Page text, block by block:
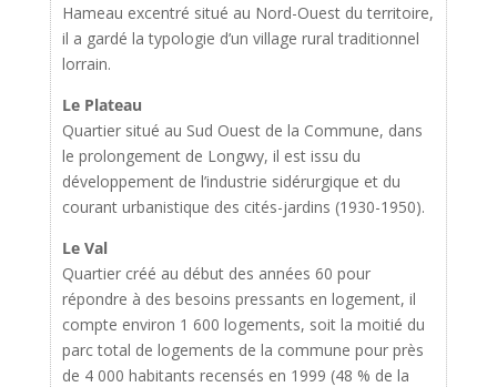
Hameau excentré situé au Nord-Ouest du territoire,
il a gardé la typologie d’un village rural traditionnel
lorrain.
Le Plateau
Quartier situé au Sud Ouest de la Commune, dans
le prolongement de Longwy, il est issu du
développement de l’industrie sidérurgique et du
courant urbanistique des cités-jardins (1930-1950).
Le Val
Quartier créé au début des années 60 pour
répondre à des besoins pressants en logement, il
compte environ 1 600 logements, soit la moitié du
parc total de logements de la commune pour près
de 4 000 habitants recensés en 1999 (48 % de la